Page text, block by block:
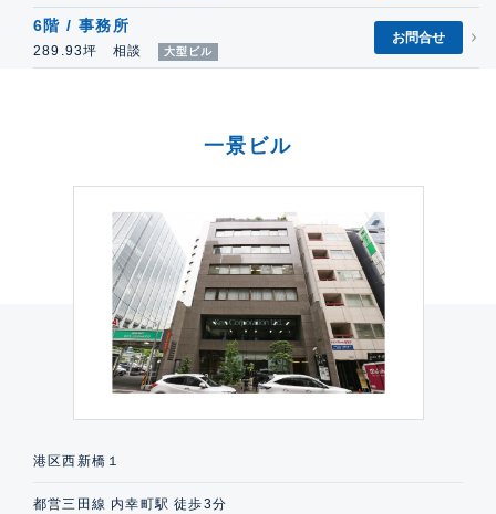
6階 / 事務所
289.93坪 相談 大型ビル
お問合せ
一景ビル
港区西新橋１
都営三田線 内幸町駅 徒歩3分